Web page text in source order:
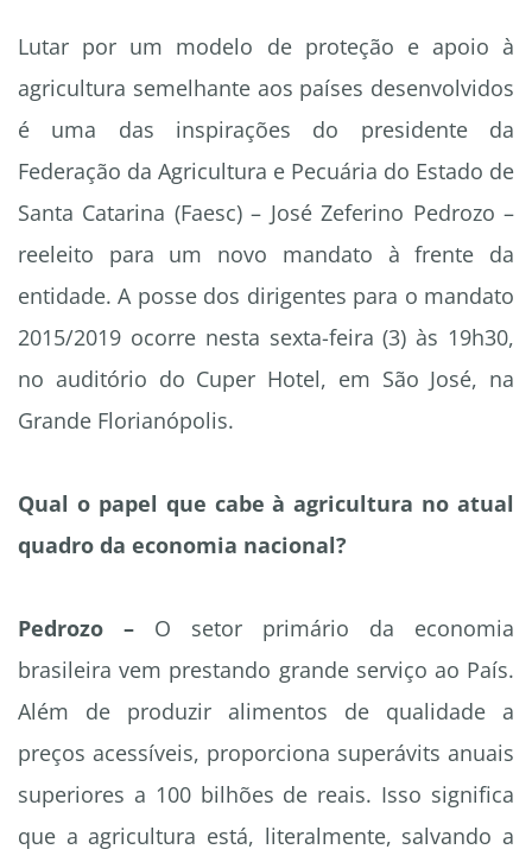
Lutar por um modelo de proteção e apoio à
agricultura semelhante aos países desenvolvidos
é uma das inspirações do presidente da
Federação da Agricultura e Pecuária do Estado de
Santa Catarina (Faesc) – José Zeferino Pedrozo –
reeleito para um novo mandato à frente da
entidade. A posse dos dirigentes para o mandato
2015/2019 ocorre nesta sexta-feira (3) às 19h30,
no auditório do Cuper Hotel, em São José, na
Grande Florianópolis.
Qual o papel que cabe à agricultura no atual
quadro da economia nacional?
Pedrozo – O setor primário da economia
brasileira vem prestando grande serviço ao País.
Além de produzir alimentos de qualidade a
preços acessíveis, proporciona superávits anuais
superiores a 100 bilhões de reais. Isso significa
que a agricultura está, literalmente, salvando a